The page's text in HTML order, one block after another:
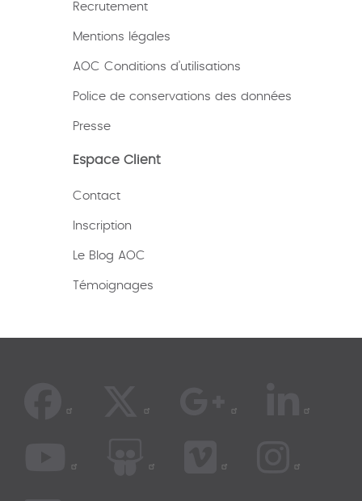
Recrutement
Mentions légales
AOC Conditions d’utilisations
Police de conservations des données
Presse
Espace Client
Contact
Inscription
Le Blog AOC
Témoignages